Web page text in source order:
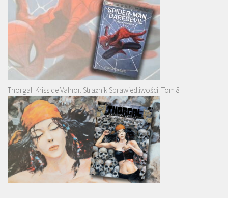
Thorgal. Kriss de Valnor. Strażnik Sprawiedliwości. Tom 8